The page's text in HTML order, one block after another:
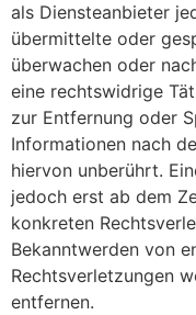
als Diensteanbieter
übermittelte oder
überwachen oder
eine rechtswidrige
zur Entfernung oder
Informationen nach
hiervon unberührt.
jedoch erst ab dem
konkreten
Bekanntwerden von
Rechtsverletzungen
entfernen.